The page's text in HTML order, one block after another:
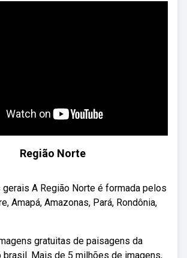
Região Norte
A Região Norte é formada pelos
Amapá, Amazonas, Pará, Rondônia,
gratuitas de paisagens da
brasil. Mais de 5 milhões de imagens,